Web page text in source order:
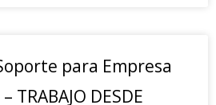
para Empresa
TRABAJO DESDE